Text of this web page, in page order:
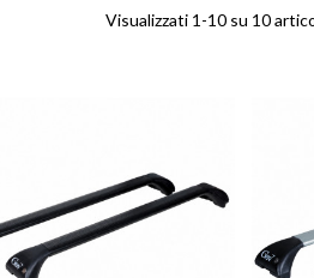
Visualizzati 1-10 su 10